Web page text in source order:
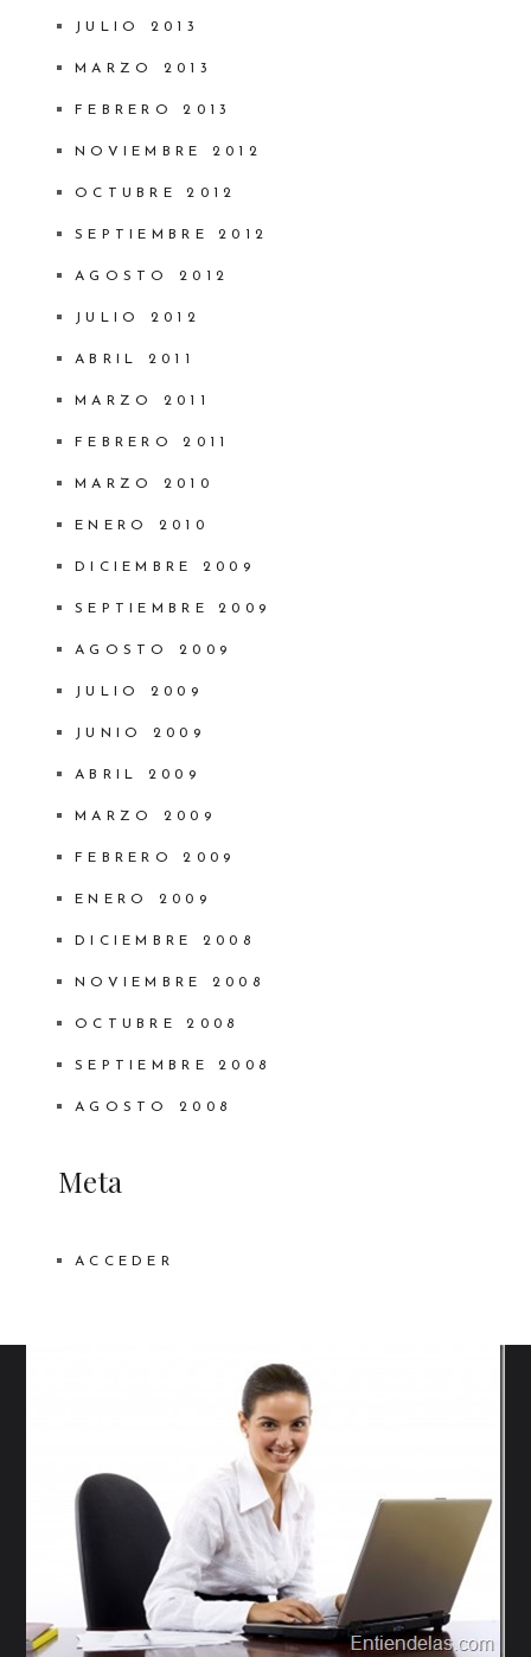
JULIO 2013
MARZO 2013
FEBRERO 2013
NOVIEMBRE 2012
OCTUBRE 2012
SEPTIEMBRE 2012
AGOSTO 2012
JULIO 2012
ABRIL 2011
MARZO 2011
FEBRERO 2011
MARZO 2010
ENERO 2010
DICIEMBRE 2009
SEPTIEMBRE 2009
AGOSTO 2009
JULIO 2009
JUNIO 2009
ABRIL 2009
MARZO 2009
FEBRERO 2009
ENERO 2009
DICIEMBRE 2008
NOVIEMBRE 2008
OCTUBRE 2008
SEPTIEMBRE 2008
AGOSTO 2008
Meta
ACCEDER